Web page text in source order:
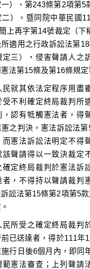
）、第243條第2項第5
二），暨同院中華民國
上再字第14號裁定（下
適用之行政訴訟法第
定三），侵害聲請人之
民就其依法定程序用盡
受不利確定終局裁判所
，認有牴觸憲法者，得
之判決，憲法訴訟法
而憲法訴訟法明定不得
該聲請得以一致決裁定
確定終局裁判於憲法訴
者，不得持以聲請裁判
訟法第15條第2項第5
民所受之確定終局裁判
已送達者，得於111年
行日後6個月內，即同
範憲法審查；上列聲請